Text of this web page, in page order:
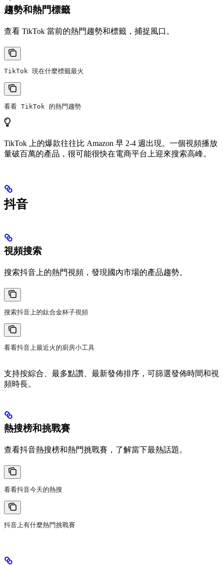
趨勢和熱門標籤
查看 TikTok 當前的熱門趨勢和標籤，捕捉風口。
TikTok 現在什麼標籤最火
看看 TikTok 的熱門趨勢
TikTok 上的爆款往往比 Amazon 早 2-4 週出現。一個視頻播放
量破百萬的產品，很可能很快在電商平台上迎來搜索高峰。
抖音
視頻搜索
搜索抖音上的熱門視頻，發現國內市場的產品趨勢。
搜索抖音上的鈦合金杯子視頻
看看抖音上最近火的廚房小工具
支持按綜合、最多點讚、最新發佈排序，可篩選發佈時間和視
頻時長。
熱搜榜和挑戰賽
查看抖音熱搜榜和熱門挑戰賽，了解當下最熱話題。
看看抖音今天的熱搜
抖音上有什麼熱門挑戰賽